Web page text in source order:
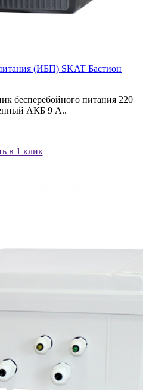
(ИБП) SKAT Бастион
бесперебойного питания 220
АКБ 9 А..
в 1 клик